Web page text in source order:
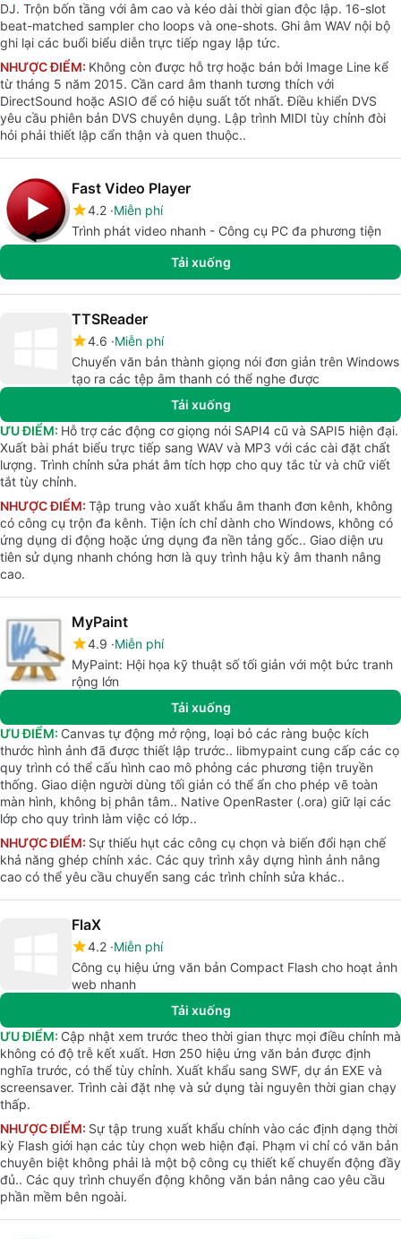
DJ. Trộn bốn tầng với âm cao và kéo dài thời gian độc lập. 16-slot
beat-matched sampler cho loops và one-shots. Ghi âm WAV nội bộ
ghi lại các buổi biểu diễn trực tiếp ngay lập tức.
NHƯỢC ĐIỂM: Không còn được hỗ trợ hoặc bán bởi Image Line kể
từ tháng 5 năm 2015. Cần card âm thanh tương thích với
DirectSound hoặc ASIO để có hiệu suất tốt nhất. Điều khiển DVS
yêu cầu phiên bản DVS chuyên dụng. Lập trình MIDI tùy chỉnh đòi
hỏi phải thiết lập cẩn thận và quen thuộc..
Fast Video Player
4.2 Miễn phí
Trình phát video nhanh - Công cụ PC đa phương tiện
Tải xuống
TTSReader
4.6 Miễn phí
Chuyển văn bản thành giọng nói đơn giản trên Windows
tạo ra các tệp âm thanh có thể nghe được
Tải xuống
ƯU ĐIỂM: Hỗ trợ các động cơ giọng nói SAPI4 cũ và SAPI5 hiện đại.
Xuất bài phát biểu trực tiếp sang WAV và MP3 với các cài đặt chất
lượng. Trình chỉnh sửa phát âm tích hợp cho quy tắc từ và chữ viết
tắt tùy chỉnh.
NHƯỢC ĐIỂM: Tập trung vào xuất khẩu âm thanh đơn kênh, không
có công cụ trộn đa kênh. Tiện ích chỉ dành cho Windows, không có
ứng dụng di động hoặc ứng dụng đa nền tảng gốc.. Giao diện ưu
tiên sử dụng nhanh chóng hơn là quy trình hậu kỳ âm thanh nâng
cao.
MyPaint
4.9 Miễn phí
MyPaint: Hội họa kỹ thuật số tối giản với một bức tranh
rộng lớn
Tải xuống
ƯU ĐIỂM: Canvas tự động mở rộng, loại bỏ các ràng buộc kích
thước hình ảnh đã được thiết lập trước.. libmypaint cung cấp các cọ
quy trình có thể cấu hình cao mô phỏng các phương tiện truyền
thống. Giao diện người dùng tối giản có thể ẩn cho phép vẽ toàn
màn hình, không bị phân tâm.. Native OpenRaster (.ora) giữ lại các
lớp cho quy trình làm việc có lớp..
NHƯỢC ĐIỂM: Sự thiếu hụt các công cụ chọn và biến đổi hạn chế
khả năng ghép chính xác. Các quy trình xây dựng hình ảnh nâng
cao có thể yêu cầu chuyển sang các trình chỉnh sửa khác..
FlaX
4.2 Miễn phí
Công cụ hiệu ứng văn bản Compact Flash cho hoạt ảnh
web nhanh
Tải xuống
ƯU ĐIỂM: Cập nhật xem trước theo thời gian thực mọi điều chỉnh mà
không có độ trễ kết xuất. Hơn 250 hiệu ứng văn bản được định
nghĩa trước, có thể tùy chỉnh. Xuất khẩu sang SWF, dự án EXE và
screensaver. Trình cài đặt nhẹ và sử dụng tài nguyên thời gian chạy
thấp.
NHƯỢC ĐIỂM: Sự tập trung xuất khẩu chính vào các định dạng thời
kỳ Flash giới hạn các tùy chọn web hiện đại. Phạm vi chỉ có văn bản
chuyên biệt không phải là một bộ công cụ thiết kế chuyển động đầy
đủ.. Các quy trình chuyển động không văn bản nâng cao yêu cầu
phần mềm bên ngoài.